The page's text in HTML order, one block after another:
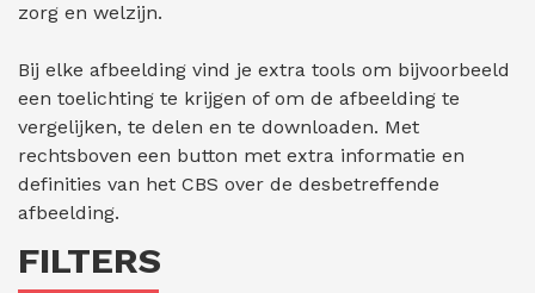
zorg en welzijn.
Bij elke afbeelding vind je extra tools om bijvoorbeeld
een toelichting te krijgen of om de afbeelding te
vergelijken, te delen en te downloaden. Met
rechtsboven een button met extra informatie en
definities van het CBS over de desbetreffende
afbeelding.
FILTERS